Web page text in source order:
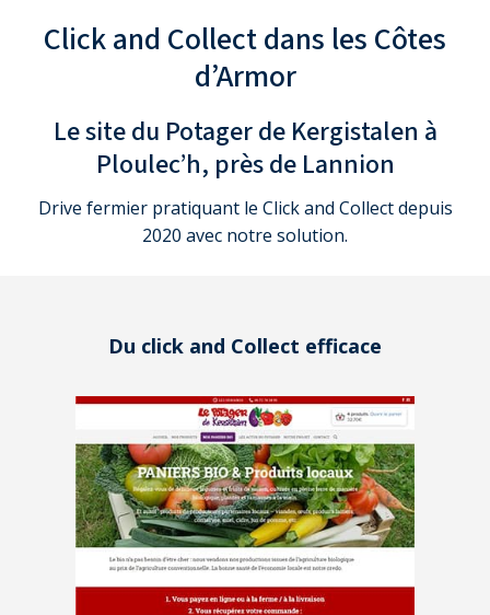
Click and Collectdans les Côtes
d’Armor
Le site du Potager de Kergistalen à
Ploulec’h, près de Lannion
Drive fermier pratiquant le Click and Collect depuis
2020 avec notre solution.
Du click and Collect efficace